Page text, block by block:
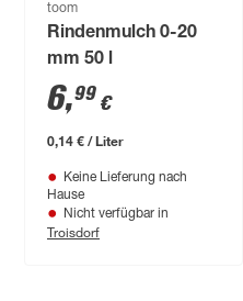
toom
Rindenmulch 0-20
mm 50 l
6,99 €
0,14 € / Liter
Keine Lieferung nach
Hause
Nicht verfügbar in
Troisdorf